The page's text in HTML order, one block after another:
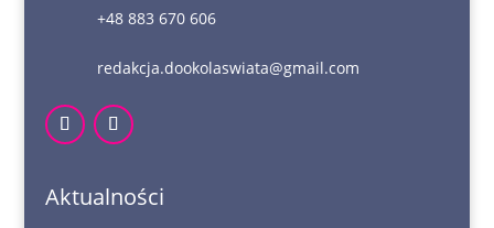
+48 883 670 606
redakcja.dookolaswiata@gmail.com
Aktualności